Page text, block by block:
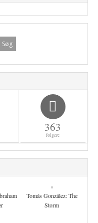
363
følgere
Tomás González: The
Storm